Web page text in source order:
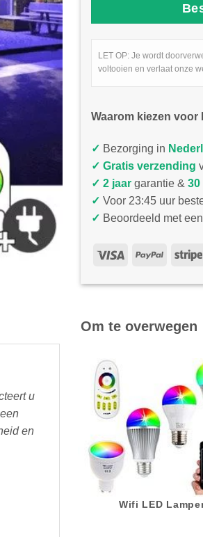
LET OP: Je wordt
voltooien en verlaat onze
Waarom kiezen
✓ Bezorging in
✓ Gratis verzending
✓ 2 jaar garantie & 30
✓ Voor 23:45 uur
✓ Beoordeeld met een
u
en
Om te overwegen
Wifi LED